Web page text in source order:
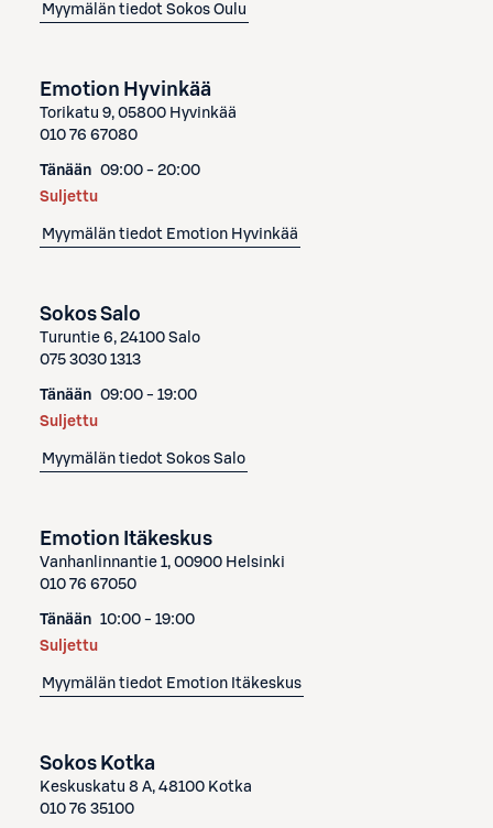
Myymälän tiedot Sokos Oulu
Emotion Hyvinkää
Torikatu 9, 05800 Hyvinkää
010 76 67080
Tänään 09:00 - 20:00
Suljettu
Myymälän tiedot Emotion Hyvinkää
Sokos Salo
Turuntie 6, 24100 Salo
075 3030 1313
Tänään 09:00 - 19:00
Suljettu
Myymälän tiedot Sokos Salo
Emotion Itäkeskus
Vanhanlinnantie 1, 00900 Helsinki
010 76 67050
Tänään 10:00 - 19:00
Suljettu
Myymälän tiedot Emotion Itäkeskus
Sokos Kotka
Keskuskatu 8 A, 48100 Kotka
010 76 35100